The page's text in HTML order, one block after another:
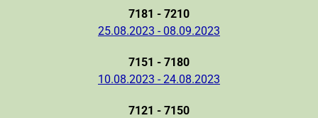
7181 - 7210
25.08.2023 - 08.09.2023
7151 - 7180
10.08.2023 - 24.08.2023
7121 - 7150